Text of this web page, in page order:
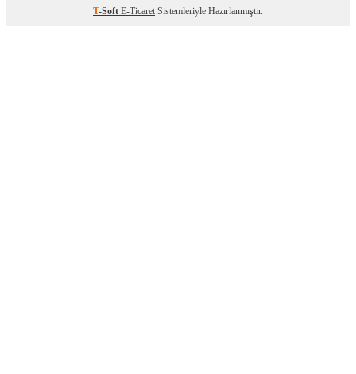
T-Soft E-Ticaret Sistemleriyle Hazırlanmıştır.